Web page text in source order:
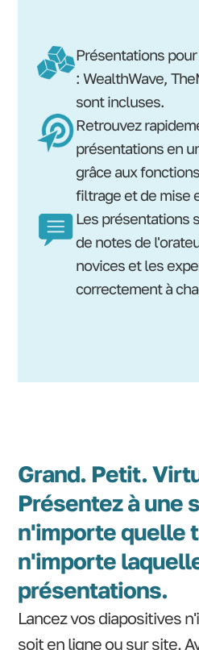
Présentations
: WealthWave,
sont incluses.
Retrouvez
présentations en
grâce aux
filtrage et de mise
Les présentations
de notes de
novices et les
correctement à
Grand. Petit.
Présentez à une
n'importe quelle
n'importe
présentations.
Lancez vos diapositives
soit en ligne ou sur site.